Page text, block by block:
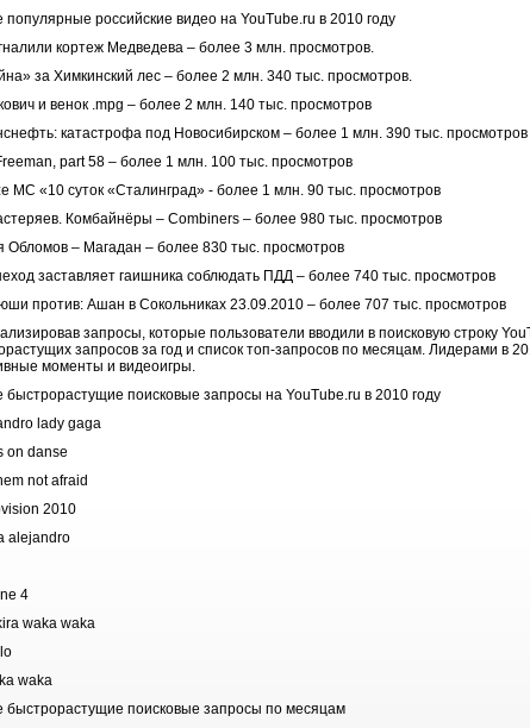
российские видео на YouTube.ru в 2010 году
кортеж Медведева – более 3 млн. просмотров.
за Химкинский лес – более 2 млн. 340 тыс. просмотров.
и венок .mpg – более 2 млн. 140 тыс. просмотров
катастрофа под Новосибирском – более 1 млн. 390 тыс. просмотров
part 58 – более 1 млн. 100 тыс. просмотров
MC «10 суток «Сталинград» - более 1 млн. 90 тыс. просмотров
Комбайнёры – Combiners – более 980 тыс. просмотров
Обломов – Магадан – более 830 тыс. просмотров
заставляет гаишника соблюдать ПДД – более 740 тыс. просмотров
против: Ашан в Сокольниках 23.09.2010 – более 707 тыс. просмотров
запросы, которые пользователи вводили в поисковую строку
запросов за год и список топ-запросов по месяцам. Лидерами в
моменты и видеоигры.
поисковые запросы на YouTube.ru в 2010 году
lady gaga
on danse
not afraid
2010
alejandro
4
waka waka
waka
поисковые запросы по месяцам